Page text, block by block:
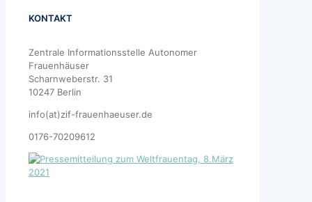
KONTAKT
Zentrale Informationsstelle Autonomer
Frauenhäuser
Scharnweberstr. 31
10247 Berlin
info(at)zif-frauenhaeuser.de
0176-70209612